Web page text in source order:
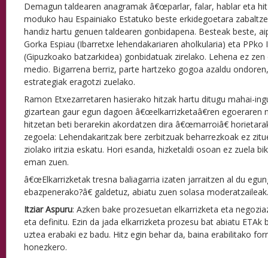
Demagun taldearen anagramak â€œparlar, falar, hablar eta
moduko hau Espainiako Estatuko beste erkidegoetara
handiz hartu genuen taldearen gonbidapena. Besteak beste,
Gorka Espiau (Ibarretxe lehendakariaren aholkularia) eta PPko
(Gipuzkoako batzarkidea) gonbidatuak zirelako. Lehena ez
medio. Bigarrena berriz, parte hartzeko gogoa azaldu
estrategiak eragotzi zuelako.
Ramon Etxezarretaren hasierako hitzak hartu ditugu mahai-
gizartean gaur egun dagoen â€œelkarrizketaâ€ren egoeraren
hitzetan beti berarekin akordatzen dira â€œmarroiâ€
zegoela: Lehendakaritzak bere zerbitzuak beharrezkoak ez
ziolako iritzia eskatu. Hori esanda, hizketaldi osoan ez zuela
eman zuen.
â€œElkarrizketak tresna baliagarria izaten jarraitzen al du
ebazpenerako?â€ galdetuz, abiatu zuen solasa moderatzaileak.
Itziar Aspuru: Azken bake prozesuetan elkarrizketa eta
eta definitu. Ezin da jada elkarrizketa prozesu bat abiatu ETAk
uztea erabaki ez badu. Hitz egin behar da, baina erabilitako
honezkero.